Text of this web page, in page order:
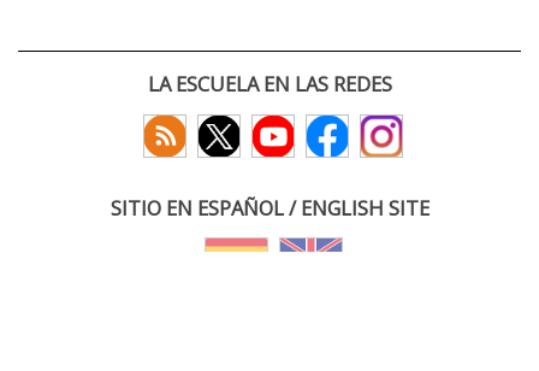
LA ESCUELA EN LAS REDES
SITIO EN ESPAÑOL / ENGLISH SITE